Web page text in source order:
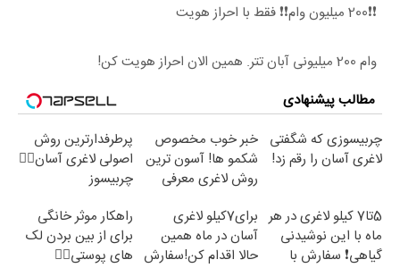
❗❗200 میلیون وام❗❗ فقط با احراز هویت
وام 200 میلیونی آبان تتر. همین الان احراز هویت کن!
مطالب پیشنهادی
چربیسوزی که شگفتی
لاغری آسان را رقم زد!
خبر خوب مخصوص
شکمو ها! آسون ترین
روش لاغری معرفی
پرطرفدارترین روش
اصولی لاغری آسان👈🏻
چربیسوز
امروز)
5تا7 کیلو لاغری در هر
ماه با این نوشیدنی
گیاهی❗ سفارش با
برای7کیلو لاغری
آسان در ماه همین
حالا اقدام کن!سفارش
راهکار موثر خانگی
برای از بین بردن لک
های پوستی👌🏻